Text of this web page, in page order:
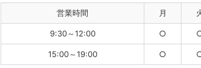
営業時間 月
9:30～12:00 ○
15:00～19:00 ○